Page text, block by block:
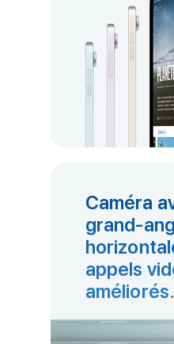
Caméra
grand-
appels
améliorés.